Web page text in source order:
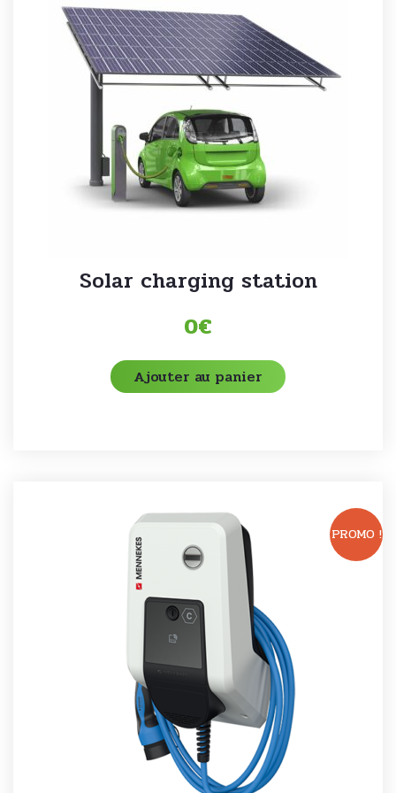
Solar charging station
0€
Ajouter au panier
PROMO !